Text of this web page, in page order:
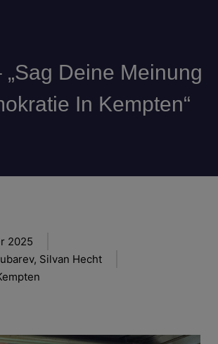
„Sag Deine Meinung
In Kempten“
2025
Silvan Hecht